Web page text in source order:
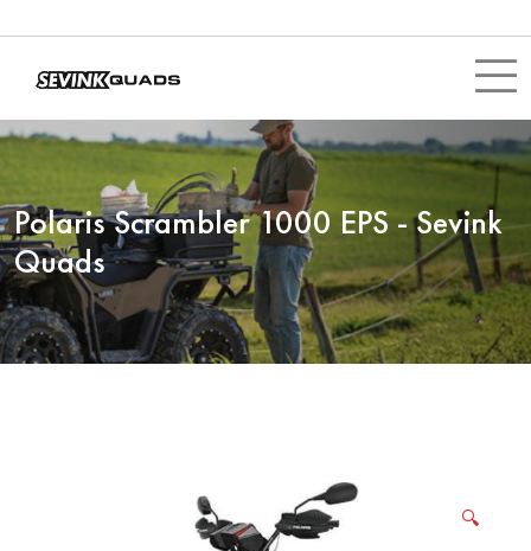
Polaris Scrambler 1000 EPS - Sevink
Quads
🔍